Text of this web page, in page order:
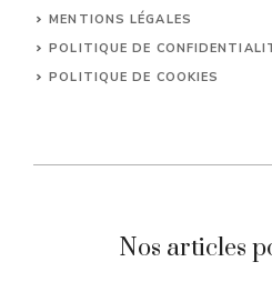
MENTIONS LÉGALES
POLITIQUE DE
POLITIQUE DE COOKIES
Nos articles